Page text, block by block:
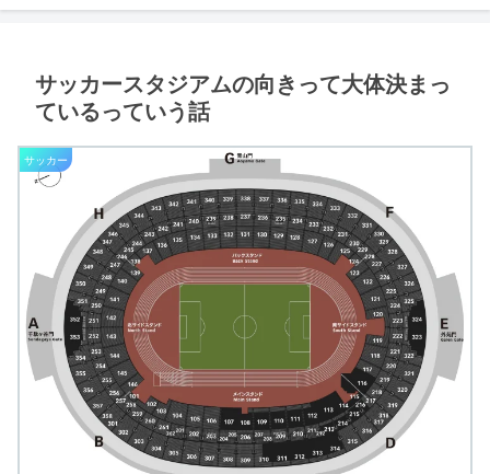
サッカースタジアムの向きって大体決まっ
ているっていう話
サッカー